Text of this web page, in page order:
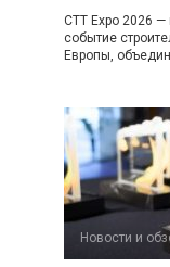
CTT Expo 2026
событие
Европы,
Новости и